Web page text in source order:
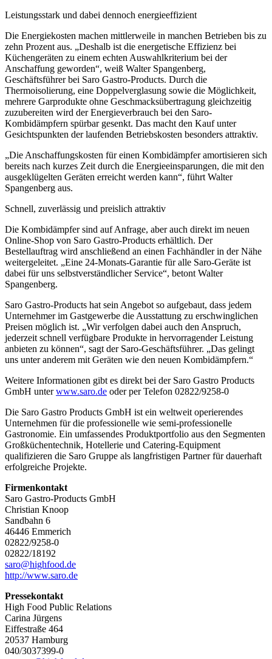
Leistungsstark und dabei dennoch energieeffizient
Die Energiekosten machen mittlerweile in manchen Betrieben bis zu
zehn Prozent aus. „Deshalb ist die energetische Effizienz bei
Küchengeräten zu einem echten Auswahlkriterium bei der
Anschaffung geworden“, weiß Walter Spangenberg,
Geschäftsführer bei Saro Gastro-Products. Durch die
Thermoisolierung, eine Doppelverglasung sowie die Möglichkeit,
mehrere Garprodukte ohne Geschmacksübertragung gleichzeitig
zuzubereiten wird der Energieverbrauch bei den Saro-
Kombidämpfern spürbar gesenkt. Das macht den Kauf unter
Gesichtspunkten der laufenden Betriebskosten besonders attraktiv.
„Die Anschaffungskosten für einen Kombidämpfer amortisieren sich
bereits nach kurzes Zeit durch die Energieeinsparungen, die mit den
ausgeklügelten Geräten erreicht werden kann“, führt Walter
Spangenberg aus.
Schnell, zuverlässig und preislich attraktiv
Die Kombidämpfer sind auf Anfrage, aber auch direkt im neuen
Online-Shop von Saro Gastro-Products erhältlich. Der
Bestellauftrag wird anschließend an einen Fachhändler in der Nähe
weitergeleitet. „Eine 24-Monats-Garantie für alle Saro-Geräte ist
dabei für uns selbstverständlicher Service“, betont Walter
Spangenberg.
Saro Gastro-Products hat sein Angebot so aufgebaut, dass jedem
Unternehmer im Gastgewerbe die Ausstattung zu erschwinglichen
Preisen möglich ist. „Wir verfolgen dabei auch den Anspruch,
jederzeit schnell verfügbare Produkte in hervorragender Leistung
anbieten zu können“, sagt der Saro-Geschäftsführer. „Das gelingt
uns unter anderem mit Geräten wie den neuen Kombidämpfern.“
Weitere Informationen gibt es direkt bei der Saro Gastro Products
GmbH unterwww.saro.de oder per Telefon 02822/9258-0
Die Saro Gastro Products GmbH ist ein weltweit operierendes
Unternehmen für die professionelle wie semi-professionelle
Gastronomie. Ein umfassendes Produktportfolio aus den Segmenten
Großküchentechnik, Hotellerie und Catering-Equipment
qualifizieren die Saro Gruppe als langfristigen Partner für dauerhaft
erfolgreiche Projekte.
Firmenkontakt
Saro Gastro-Products GmbH
Christian Knoop
Sandbahn 6
46446 Emmerich
02822/9258-0
02822/18192
saro@highfood.de
http://www.saro.de
Pressekontakt
High Food Public Relations
Carina Jürgens
Eiffestraße 464
20537 Hamburg
040/3037399-0